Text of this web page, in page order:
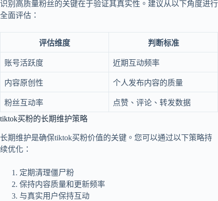
识别高质量粉丝的关键在于验证其真实性。建议从以下角度进行
全面评估：
评估维度 判断标准
账号活跃度 近期互动频率
内容原创性 个人发布内容的质量
粉丝互动率
点赞、评论、转发数据
tiktok买粉的长期维护策略
长期维护是确保tiktok买粉价值的关键。您可以通过以下策略持
续优化：
定期清理僵尸粉
保持内容质量和更新频率
与真实用户保持互动